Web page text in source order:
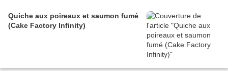
Quiche aux poireaux et saumon fumé
(Cake Factory Infinity)